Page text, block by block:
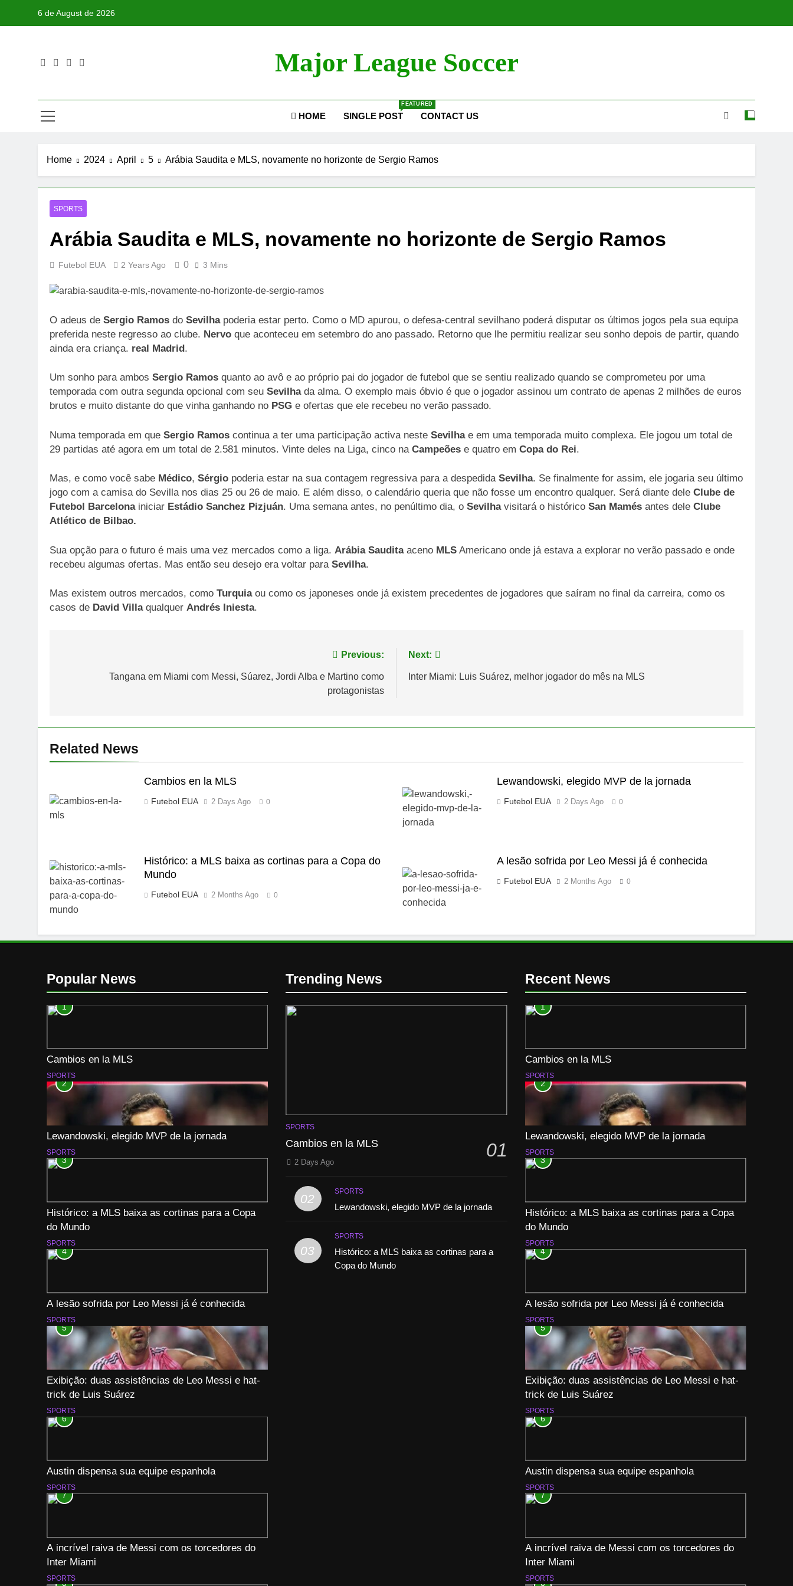
6 de August de 2026
Major League Soccer
HOME SINGLE POST
FEATURED
CONTACT US
Home 2024 April 5 Arábia Saudita e MLS, novamente no horizonte de Sergio Ramos
SPORTS
Arábia Saudita e MLS, novamente no horizonte de Sergio Ramos
Futebol EUA 2 Years Ago 0 3 Mins
O adeus de Sergio Ramos do Sevilhapoderia estar perto. Como o MD apurou, o defesa-central sevilhano poderá disputar os últimos jogos pela sua equipa
preferida neste regresso ao clube. Nervo que aconteceu em setembro do ano passado. Retorno que lhe permitiu realizar seu sonho depois de partir, quando
ainda era criança. real Madrid.
Um sonho para ambos Sergio Ramos quanto ao avô e ao próprio pai do jogador de futebol que se sentiu realizado quando se comprometeu por uma
temporada com outra segunda opcional com seu Sevilhada alma. O exemplo mais óbvio é que o jogador assinou um contrato de apenas 2 milhões de euros
brutos e muito distante do que vinha ganhando no PSG e ofertas que ele recebeu no verão passado.
Numa temporada em que Sergio Ramos continua a ter uma participação activa neste Sevilhae em uma temporada muito complexa. Ele jogou um total de
29 partidas até agora em um total de 2.581 minutos. Vinte deles na Liga, cinco na Campeões e quatro em Copa do Rei.
Mas, e como você sabe Médico, Sérgio poderia estar na sua contagem regressiva para a despedida Sevilha. Se finalmente for assim, ele jogaria seu último
jogo com a camisa do Sevilla nos dias 25 ou 26 de maio. E além disso, o calendário queria que não fosse um encontro qualquer. Será diante dele Clube de
Futebol Barcelonainiciar Estádio Sanchez Pizjuán. Uma semana antes, no penúltimo dia, o Sevilhavisitará o histórico San Mamés antes dele Clube
Atlético de Bilbao.
Sua opção para o futuro é mais uma vez mercados como a liga. Arábia Saudita aceno MLS Americano onde já estava a explorar no verão passado e onde
recebeu algumas ofertas. Mas então seu desejo era voltar para Sevilha.
Mas existem outros mercados, como Turquiaou como os japoneses onde já existem precedentes de jogadores que saíram no final da carreira, como os
casos de David Villaqualquer Andrés Iniesta.
navigation
Previous:
Tangana em Miami com Messi, Súarez, Jordi Alba e Martino como
protagonistas
Next:
Inter Miami: Luis Suárez, melhor jogador do mês na MLS
Related News
Cambios en la MLS
Futebol EUA 2 Days Ago 0
Lewandowski, elegido MVP de la jornada
Futebol EUA 2 Days Ago 0
Histórico: a MLS baixa as cortinas para a Copa do
Mundo
Futebol EUA 2 Months Ago 0
A lesão sofrida por Leo Messi já é conhecida
Futebol EUA 2 Months Ago 0
Popular News
1
Cambios en la MLS
SPORTS
2
Lewandowski, elegido MVP de la jornada
SPORTS
3
Histórico: a MLS baixa as cortinas para a Copa
do Mundo
SPORTS
4
A lesão sofrida por Leo Messi já é conhecida
SPORTS
5
Exibição: duas assistências de Leo Messi e hat-
trick de Luis Suárez
SPORTS
6
Austin dispensa sua equipe espanhola
SPORTS
7
A incrível raiva de Messi com os torcedores do
Inter Miami
SPORTS
Trending News
SPORTS
Cambios en la MLS 01
2 Days Ago
02
SPORTS
Lewandowski, elegido MVP de la jornada
03
SPORTS
Histórico: a MLS baixa as cortinas para a
Copa do Mundo
Recent News
1
Cambios en la MLS
SPORTS
2
Lewandowski, elegido MVP de la jornada
SPORTS
3
Histórico: a MLS baixa as cortinas para a Copa
do Mundo
SPORTS
4
A lesão sofrida por Leo Messi já é conhecida
SPORTS
5
Exibição: duas assistências de Leo Messi e hat-
trick de Luis Suárez
SPORTS
6
Austin dispensa sua equipe espanhola
SPORTS
7
A incrível raiva de Messi com os torcedores do
Inter Miami
SPORTS